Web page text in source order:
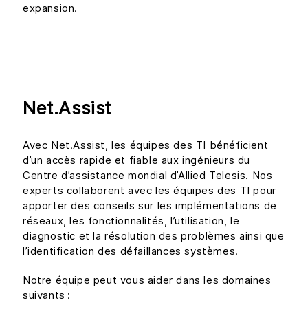
expansion.
Net.Assist
Avec Net.Assist, les équipes des TI bénéficient
d’un accès rapide et fiable aux ingénieurs du
Centre d’assistance mondial d’Allied Telesis. Nos
experts collaborent avec les équipes des TI pour
apporter des conseils sur les implémentations de
réseaux, les fonctionnalités, l’utilisation, le
diagnostic et la résolution des problèmes ainsi que
l’identification des défaillances systèmes.
Notre équipe peut vous aider dans les domaines
suivants :